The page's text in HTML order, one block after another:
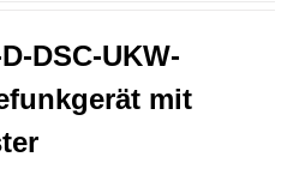
DSC-UKW-
mit